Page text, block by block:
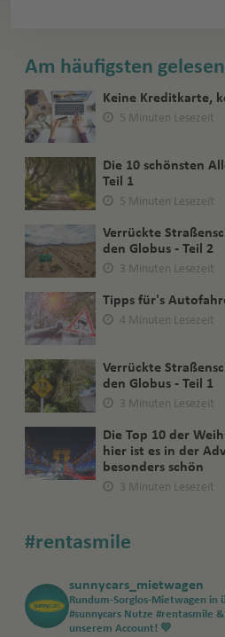
Am häufigsten gelesen
Keine Kreditkarte,
5 Minuten Lesezeit
Die 10 schönsten
Teil 1
5 Minuten Lesezeit
Verrückte
den Globus - Teil 2
3 Minuten Lesezeit
Tipps für's
4 Minuten Lesezeit
Verrückte
den Globus - Teil 1
3 Minuten Lesezeit
Die Top 10 der
hier ist es in der
besonders schön
3 Minuten Lesezeit
#rentasmile
sunnycars_mietwagen
Rundum-Sorglos-Mietwagen
#sunnycars Nutze #rentasmile
unserem Account! 💛